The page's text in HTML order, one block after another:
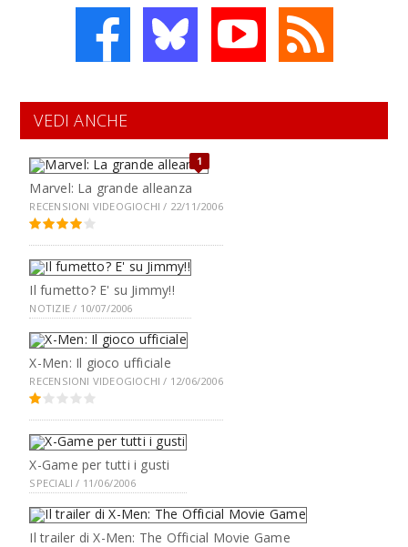
VEDI ANCHE
1
Marvel: La grande alleanza
RECENSIONI VIDEOGIOCHI / 22/11/2006
Il fumetto? E' su Jimmy!!
NOTIZIE / 10/07/2006
X-Men: Il gioco ufficiale
RECENSIONI VIDEOGIOCHI / 12/06/2006
X-Game per tutti i gusti
SPECIALI / 11/06/2006
Il trailer di X-Men: The Official Movie Game